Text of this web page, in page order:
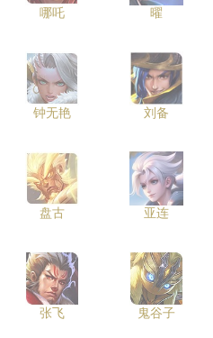
哪吒 曜
钟无艳 刘备
盘古 亚连
张飞 鬼谷子